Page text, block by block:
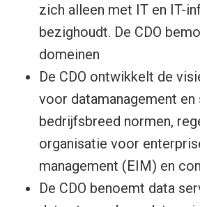
zich alleen met IT en IT-
bezighoudt. De CDO
domeinen
De CDO ontwikkelt de
voor datamanagement en
bedrijfsbreed normen,
organisatie voor
management (EIM) en
De CDO benoemt data